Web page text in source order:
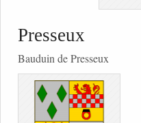
Presseux
Bauduin de Presseux